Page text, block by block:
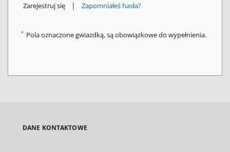
Zarejestruj się | Zapomniałeś hasła?
* Pola oznaczone gwiazdką, są obowiązkowe do wypełnienia.
DANE KONTAKTOWE